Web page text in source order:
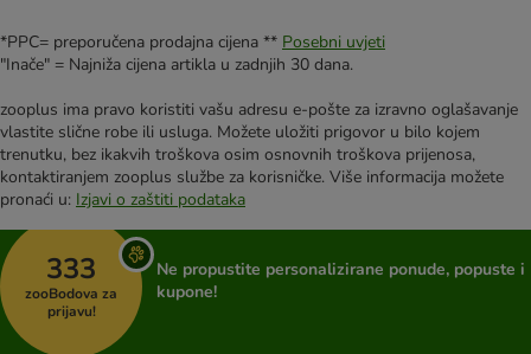
*PPC= preporučena prodajna cijena ** Posebni uvjeti
"Inače" = Najniža cijena artikla u zadnjih 30 dana.
zooplus ima pravo koristiti vašu adresu e-pošte za izravno oglašavanje
vlastite slične robe ili usluga. Možete uložiti prigovor u bilo kojem
trenutku, bez ikakvih troškova osim osnovnih troškova prijenosa,
kontaktiranjem zooplus službe za korisničke. Više informacija možete
pronaći u: Izjavi o zaštiti podataka
333
zooBodova za
prijavu!
Ne propustite personalizirane ponude, popuste i
kupone!